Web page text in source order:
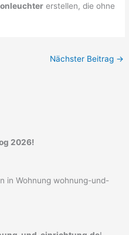
erstellen, die ohne
Nächster Beitrag →
2026!